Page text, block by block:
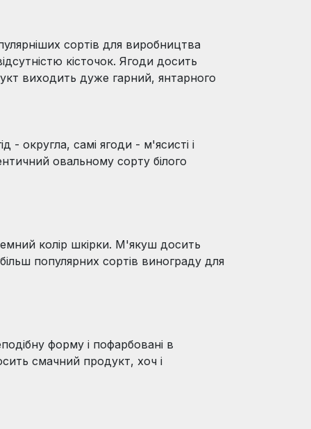
сортів для виробництва
кісточок. Ягоди досить
виходить дуже гарний, янтарного
- округла, самі ягоди - м'ясисті і
овальному сорту білого
колір шкірки. М'якуш досить
популярних сортів винограду для
форму і пофарбовані в
смачний продукт, хоч і